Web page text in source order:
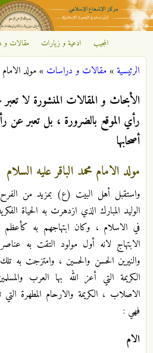
تجاوز إلى المحتوى الرئيسي
مركز
الإشعاع
الإسلامي
المجيب ادعية و زيارات مقالات و
أنت هنا
الرئيسية»مقالات و دراسات »مولد
الأبحاث و المقالات المنشورة لا
رأي الموقع بالضرورة ، بل تعبر عن
أصحابها
مولد الامام محمد الباقر عليه السلام
واستقبل أهل البيت (ع) بمزيد من الفرح
الوليد المبارك الذي ازدهرت به الحياة
في الاسلام ، وكان ابتهاجهم به
الابتهاج لانه أول مولود التقت به
والنيرين الحسن والحسين ، وامتزجت به
الكريمة التي أعز الله بها العرب
الاصلاب ، الكريمة والارحام المطهرة التي
فهي :
الام